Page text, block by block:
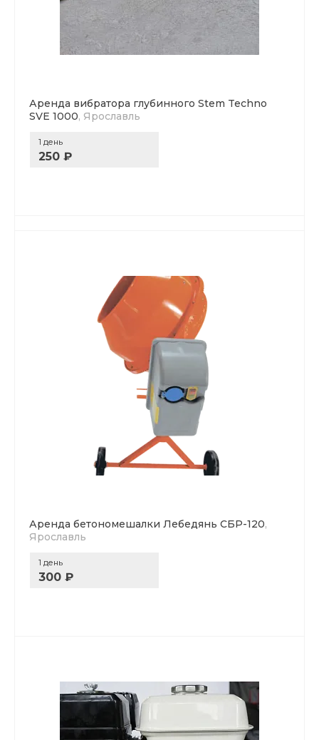
Аренда вибратора глубинного Stem Techno
SVE 1000, Ярославль
1 день
250 ₽
Аренда бетономешалки Лебедянь СБР-120,
Ярославль
1 день
300 ₽